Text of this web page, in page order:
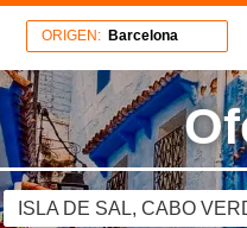
ORIGEN: Barcelona
ISLA DE SAL, CABO